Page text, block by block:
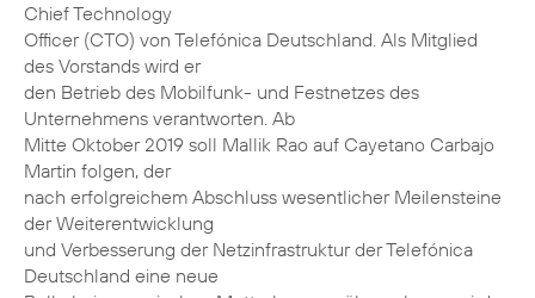
Chief Technology
Officer (CTO) von Telefónica Deutschland. Als Mitglied
des Vorstands wird er
den Betrieb des Mobilfunk- und Festnetzes des
Unternehmens verantworten. Ab
Mitte Oktober 2019 soll Mallik Rao auf Cayetano Carbajo
Martin folgen, der
nach erfolgreichem Abschluss wesentlicher Meilensteine
der Weiterentwicklung
und Verbesserung der Netzinfrastruktur der Telefónica
Deutschland eine neue